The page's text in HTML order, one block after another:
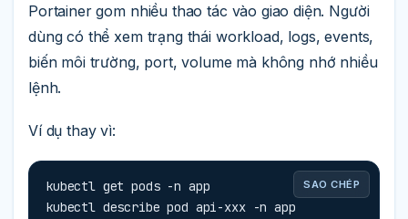
Portainer gom nhiều thao tác vào giao diện. Người
dùng có thể xem trạng thái workload, logs, events,
biến môi trường, port, volume mà không nhớ nhiều
lệnh.
Ví dụ thay vì:
SAO CHÉP
kubectl get pods -n app
kubectl describe pod api-xxx -n app